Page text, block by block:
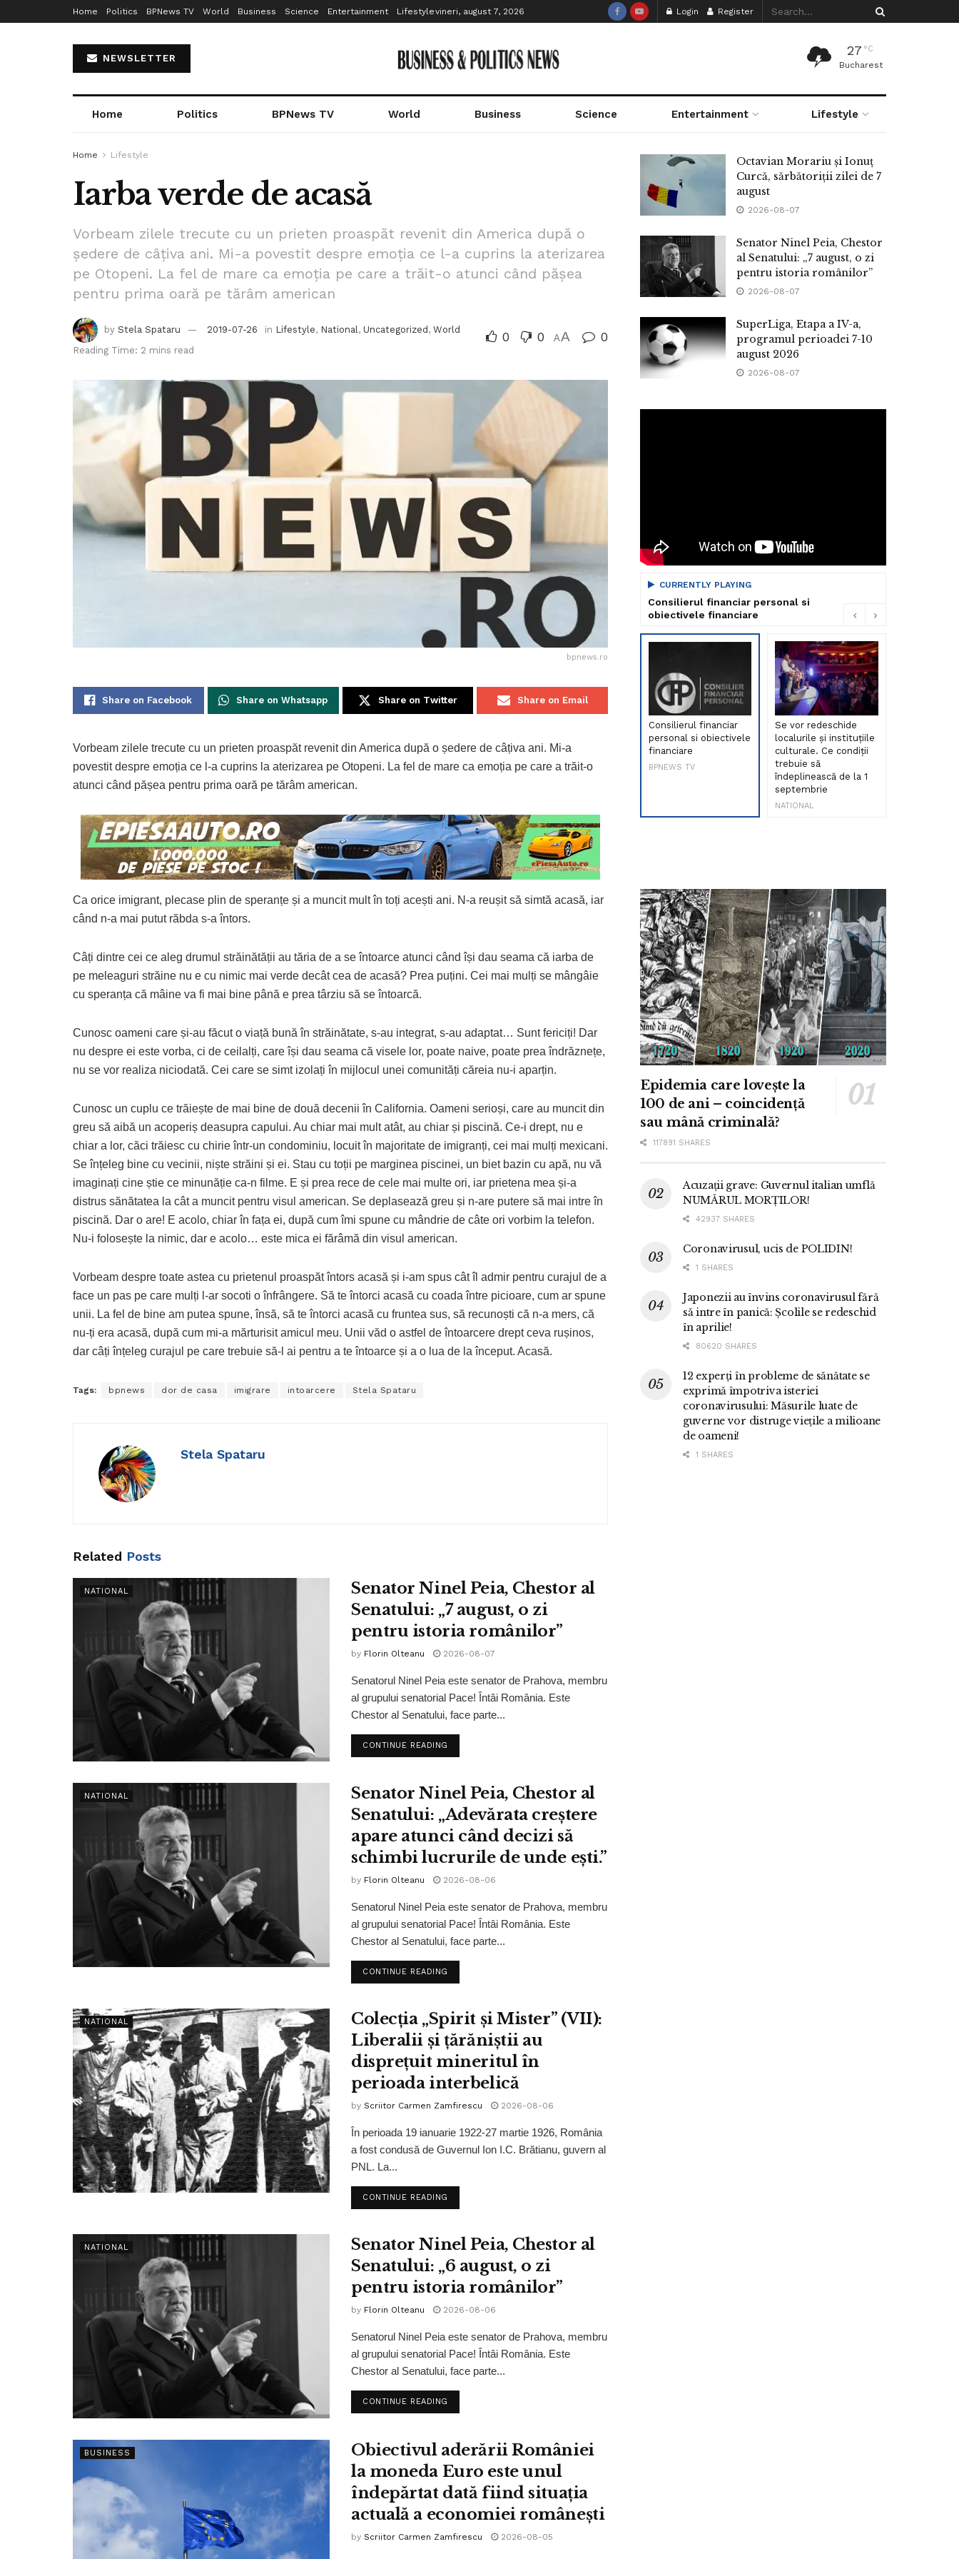
Home Politics BPNews TV World Business Science Entertainment Lifestylevineri, august 7, 2026 Login Register
NEWSLETTER
27 °C
Bucharest
Home Politics BPNews TV World Business Science Entertainment Lifestyle
Home Lifestyle
Iarba verde de acasă
Vorbeam zilele trecute cu un prieten proaspăt revenit din America după o
ședere de câțiva ani. Mi-a povestit despre emoția ce l-a cuprins la aterizarea
pe Otopeni. La fel de mare ca emoția pe care a trăit-o atunci când pășea
pentru prima oară pe tărâm american
by Stela Spataru 2019-07-26 in Lifestyle, National , Uncategorized, World
Reading Time: 2 mins read
0 0 AA 0
bpnews.ro
Share on Facebook Share on Whatsapp Share on Twitter Share on Email
Vorbeam zilele trecute cu un prieten proaspăt revenit din America după o ședere de câțiva ani. Mi-a
povestit despre emoția ce l-a cuprins la aterizarea pe Otopeni. La fel de mare ca emoția pe care a trăit-o
atunci când pășea pentru prima oară pe tărâm american.
Ca orice imigrant, plecase plin de speranțe și a muncit mult în toți acești ani. N-a reușit să simtă acasă, iar
când n-a mai putut răbda s-a întors.
Câți dintre cei ce aleg drumul străinătății au tăria de a se întoarce atunci când își dau seama că iarba de
pe meleaguri străine nu e cu nimic mai verde decât cea de acasă? Prea puțini. Cei mai mulți se mângâie
cu speranța că mâine va fi mai bine până e prea târziu să se întoarcă.
Cunosc oameni care și-au făcut o viață bună în străinătate, s-au integrat, s-au adaptat… Sunt fericiți! Dar
nu despre ei este vorba, ci de ceilalți, care își dau seama că visele lor, poate naive, poate prea îndrăznețe,
nu se vor realiza niciodată. Cei care se simt izolați în mijlocul unei comunități căreia nu-i aparțin.
Cunosc un cuplu ce trăiește de mai bine de două decenii în California. Oameni serioși, care au muncit din
greu să aibă un acoperiș deasupra capului. Au chiar mai mult atât, au chiar și piscină. Ce-i drept, nu e
chiar a lor, căci trăiesc cu chirie într-un condominiu, locuit în majoritate de imigranți, cei mai mulți mexicani.
Se înțeleg bine cu vecinii, niște străini și ei. Stau cu toții pe marginea piscinei, un biet bazin cu apă, nu vă
imaginați cine știe ce minunăție ca-n filme. E și prea rece de cele mai multe ori, iar prietena mea și-a
distrus sănătatea la cât a muncit pentru visul american. Se deplasează greu și n-are putere să mai intre în
piscină. Dar o are! E acolo, chiar în fața ei, după cum îmi spune cu mândrie de câte ori vorbim la telefon.
Nu-i folosește la nimic, dar e acolo… este mica ei fărâmă din visul american.
Vorbeam despre toate astea cu prietenul proaspăt întors acasă și i-am spus cât îl admir pentru curajul de a
face un pas pe care mulți l-ar socoti o înfrângere. Să te întorci acasă cu coada între picioare, cum ar spune
unii. La fel de bine am putea spune, însă, să te întorci acasă cu fruntea sus, să recunoști că n-a mers, că
nu-ți era acasă, după cum mi-a mărturisit amicul meu. Unii văd o astfel de întoarcere drept ceva rușinos,
dar câți înțeleg curajul pe care trebuie să-l ai pentru a te întoarce și a o lua de la început. Acasă.
Tags: bpnews dor de casa imigrare intoarcere Stela Spataru
Stela Spataru
Related Posts
NATIONAL
Senator Ninel Peia, Chestor al
Senatului: „7 august, o zi
pentru istoria românilor”
by Florin Olteanu 2026-08-07
Senatorul Ninel Peia este senator de Prahova, membru
al grupului senatorial Pace! Întâi România. Este
Chestor al Senatului, face parte...
CONTINUE READING
NATIONAL
Senator Ninel Peia, Chestor al
Senatului: „Adevărata creștere
apare atunci când decizi să
schimbi lucrurile de unde ești.”
by Florin Olteanu 2026-08-06
Senatorul Ninel Peia este senator de Prahova, membru
al grupului senatorial Pace! Întâi România. Este
Chestor al Senatului, face parte...
CONTINUE READING
NATIONAL
Colecția „Spirit și Mister” (VII):
Liberalii și țărăniștii au
disprețuit mineritul în
perioada interbelică
by Scriitor Carmen Zamfirescu 2026-08-06
În perioada 19 ianuarie 1922-27 martie 1926, România
a fost condusă de Guvernul Ion I.C. Brătianu, guvern al
PNL. La...
CONTINUE READING
NATIONAL
Senator Ninel Peia, Chestor al
Senatului: „6 august, o zi
pentru istoria românilor”
by Florin Olteanu 2026-08-06
Senatorul Ninel Peia este senator de Prahova, membru
al grupului senatorial Pace! Întâi România. Este
Chestor al Senatului, face parte...
CONTINUE READING
BUSINESS
Obiectivul aderării României
la moneda Euro este unul
îndepărtat dată fiind situația
actuală a economiei românești
by Scriitor Carmen Zamfirescu 2026-08-05
Octavian Morariu și Ionuț
Curcă, sărbătoriții zilei de 7
august
2026-08-07
Senator Ninel Peia, Chestor
al Senatului: „7 august, o zi
pentru istoria românilor”
2026-08-07
SuperLiga, Etapa a IV-a,
programul perioadei 7-10
august 2026
2026-08-07
CURRENTLY PLAYING
Consilierul financiar personal si
obiectivele financiare
Consilierul financiar
personal si obiectivele
financiare
BPNEWS TV
Se vor redeschide
localurile și instituțiile
culturale. Ce condiții
trebuie să
îndeplinească de la 1
septembrie
NATIONAL
Epidemia care lovește la
100 de ani – coincidență
sau mână criminală?
117891 SHARES
Acuzații grave: Guvernul italian umflă
NUMĂRUL MORȚILOR!
42937 SHARES
Coronavirusul, ucis de POLIDIN!
1 SHARES
Japonezii au învins coronavirusul fără
să intre în panică: Școlile se redeschid
în aprilie!
80620 SHARES
12 experți în probleme de sănătate se
exprimă împotriva isteriei
coronavirusului: Măsurile luate de
guverne vor distruge viețile a milioane
de oameni!
1 SHARES